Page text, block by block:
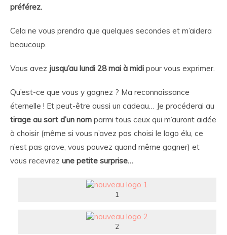
préférez.
Cela ne vous prendra que quelques secondes et m’aidera
beaucoup.
Vous avez jusqu’au lundi 28 mai à midi pour vous exprimer.
Qu’est-ce que vous y gagnez ? Ma reconnaissance
éternelle ! Et peut-être aussi un cadeau… Je procéderai au
tirage au sort d’un nom parmi tous ceux qui m’auront aidée
à choisir (même si vous n’avez pas choisi le logo élu, ce
n’est pas grave, vous pouvez quand même gagner) et
vous recevrez une petite surprise…
1
2